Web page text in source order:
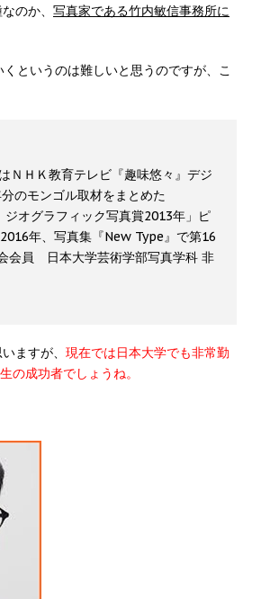
のか、 写真家である竹内敏信事務所に
というのは難しいと思うのですが、こ
ＮＨＫ教育テレビ『趣味悠々』デジ
のモンゴル取材をまとめた
オグラフィック写真賞2013年」ピ
年、写真集『New Type』で第16
会員 日本大学芸術学部写真学科 非
ますが、 現在では日本大学でも非常勤
の成功者でしょうね。